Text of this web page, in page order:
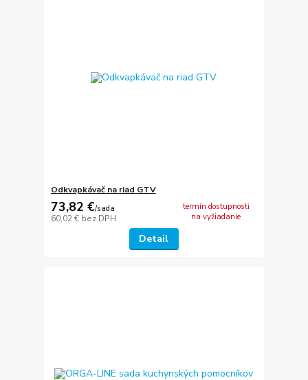
Odkvapkávač na riad GTV
73,82 €/sada
60,02 € bez DPH
termín dostupnosti
na vyžiadanie
Detail